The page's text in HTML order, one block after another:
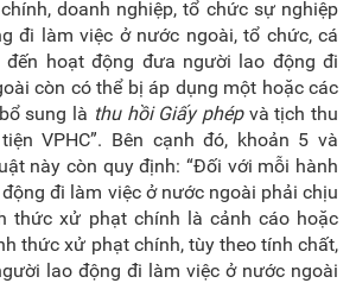
doanh nghiệp, tổ chức sự nghiệp
đi làm việc ở nước ngoài, tổ chức, cá
đến hoạt động đưa người lao động đi
còn có thể bị áp dụng một hoặc các
sung là thu hồi Giấy phépvà tịch thu
VPHC”. Bên cạnh đó, khoản 5 và
này còn quy định: “Đối với mỗi hành
đi làm việc ở nước ngoài phải chịu
thức xử phạt chính là cảnh cáo hoặc
thức xử phạt chính, tùy theo tính chất,
lao động đi làm việc ở nước ngoài